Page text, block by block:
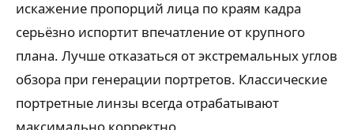
искажение пропорций лица по краям кадра
серьёзно испортит впечатление от крупного
плана. Лучше отказаться от экстремальных углов
обзора при генерации портретов. Классические
портретные линзы всегда отрабатывают